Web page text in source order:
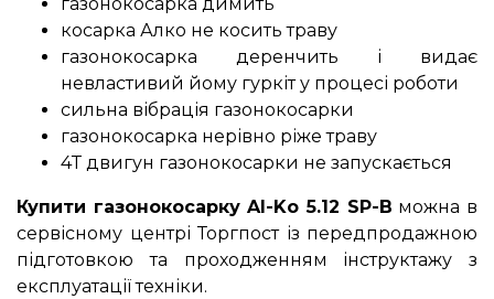
косарка Алко не косить траву
газонокосарка деренчить і видає
невластивий йому гуркіт у процесі роботи
сильна вібрація газонокосарки
газонокосарка нерівно ріже траву
4Т двигун газонокосарки не запускається
Купити газонокосарку Al-Ko 5.12 SP-B можна в
сервісному центрі Торгпост із передпродажною
підготовкою та проходженням інструктажу з
експлуатації техніки.